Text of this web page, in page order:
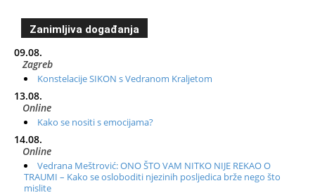
Zanimljiva događanja
09.08.
Zagreb
Konstelacije SIKON s Vedranom Kraljetom
13.08.
Online
Kako se nositi s emocijama?
14.08.
Online
Vedrana Meštrović: ONO ŠTO VAM NITKO NIJE REKAO O
TRAUMI – Kako se osloboditi njezinih posljedica brže nego što
mislite